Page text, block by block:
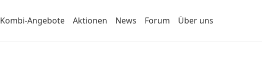
Kombi-Angebote Aktionen News Forum Über uns